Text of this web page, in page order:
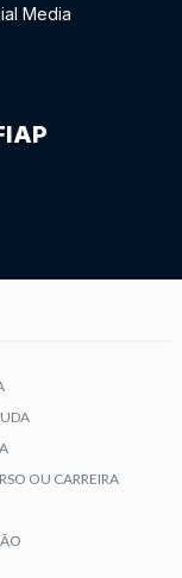
Media
OU CARREIRA